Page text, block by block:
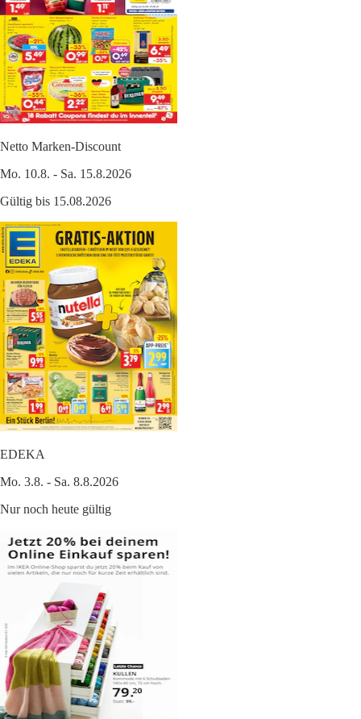
Netto Marken-Discount
Mo. 10.8. - Sa. 15.8.2026
Gültig bis 15.08.2026
EDEKA
Mo. 3.8. - Sa. 8.8.2026
Nur noch heute gültig